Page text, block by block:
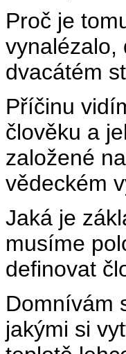
Proč je
vynalézalo,
dvacátém
Příčinu
člověku a
založené
vědeckém
Jaká je
musíme
definovat
Domnívám
jakými si